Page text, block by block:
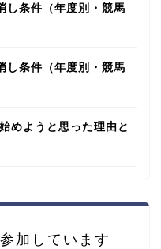
し条件（年度別・競馬
し条件（年度別・競馬
めようと思った理由と
加しています